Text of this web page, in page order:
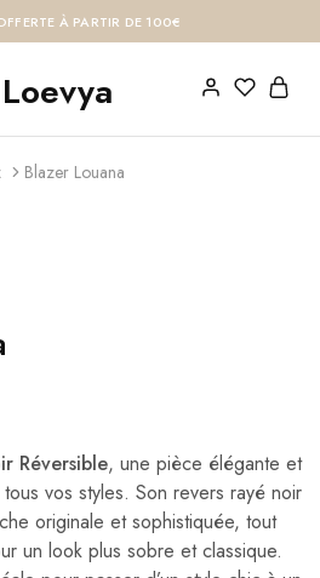
À PARTIR DE 100€
Blazer Louana
Réversible, une pièce élégante et
vos styles. Son revers rayé noir
originale et sophistiquée, tout
un look plus sobre et classique.